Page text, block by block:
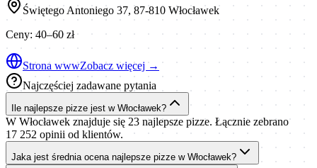
Świętego Antoniego 37, 87-810 Włocławek
Ceny:40–60 zł
Strona wwwZobacz więcej →
Najczęściej zadawane pytania
Ile najlepsze pizze jest w Włocławek?
W Włocławek znajduje się 23 najlepsze pizze. Łącznie zebrano
17 252 opinii od klientów.
Jaka jest średnia ocena najlepsze pizze w Włocławek?